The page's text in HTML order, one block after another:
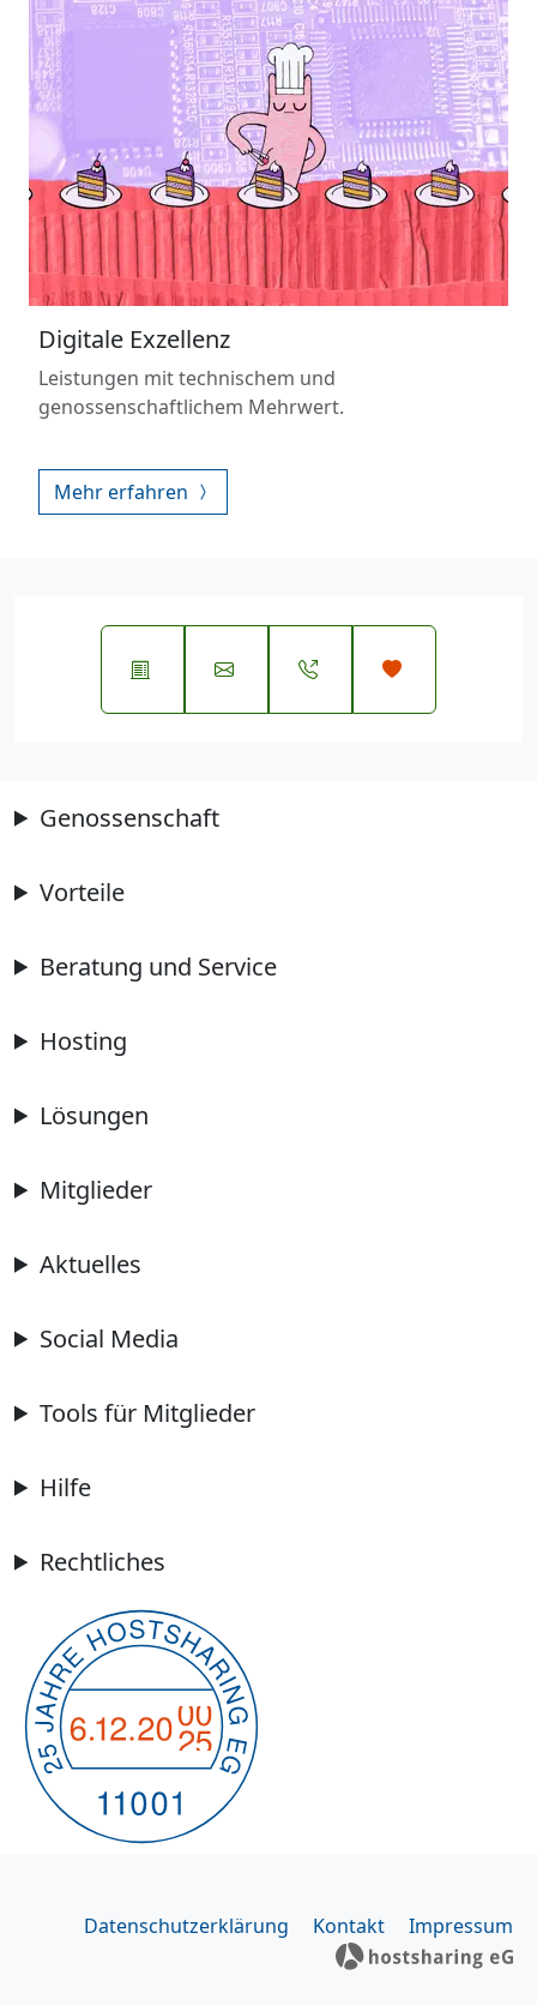
Digitale Exzellenz
Leistungen mit technischem und
genossenschaftlichem Mehrwert.
Mehr erfahren
Genossenschaft
Vorteile
Beratung und Service
Hosting
Lösungen
Mitglieder
Aktuelles
Social Media
Tools für Mitglieder
Hilfe
Rechtliches
Datenschutzerklärung Kontakt Impressum